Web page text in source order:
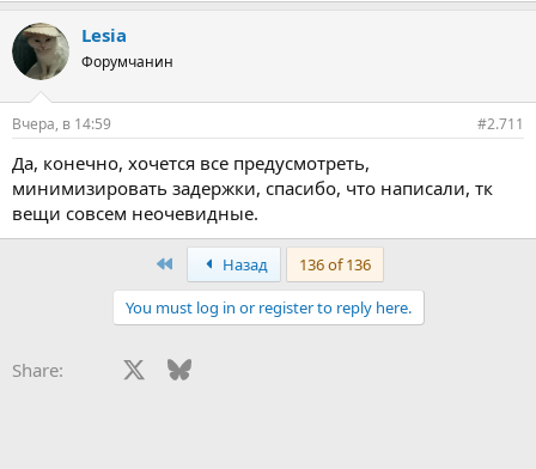
Lesia
Форумчанин
Вчера, в 14:59 #2.711
Да, конечно, хочется все предусмотреть,
минимизировать задержки, спасибо, что написали, тк
вещи совсем неочевидные.
Назад
136 of 136
You must log in or register to reply here.
Share: Facebook Bluesky